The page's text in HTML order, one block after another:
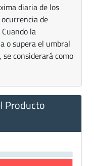
diaria de los
de
la
o supera el umbral
considerará como
Producto